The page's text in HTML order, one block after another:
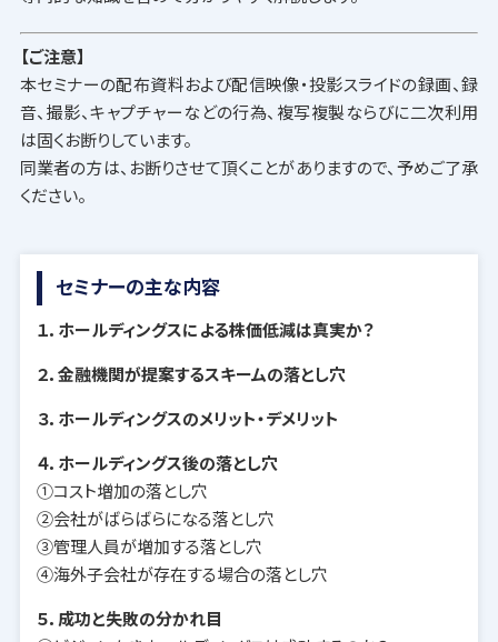
【ご注意】
本セミナーの配布資料および配信映像・投影スライドの録画、録
音、撮影、キャプチャーなどの行為、複写複製ならびに二次利用
は固くお断りしています。
同業者の方は、お断りさせて頂くことがありますので、予めご了承
ください。
セミナーの主な内容
１．ホールディングスによる株価低減は真実か？
２．金融機関が提案するスキームの落とし穴
３．ホールディングスのメリット・デメリット
４．ホールディングス後の落とし穴
①コスト増加の落とし穴
②会社がばらばらになる落とし穴
③管理人員が増加する落とし穴
④海外子会社が存在する場合の落とし穴
５．成功と失敗の分かれ目